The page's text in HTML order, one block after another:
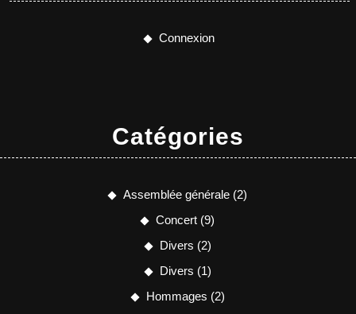
Connexion
Catégories
Assemblée générale (2)
Concert (9)
Divers (2)
Divers (1)
Hommages (2)